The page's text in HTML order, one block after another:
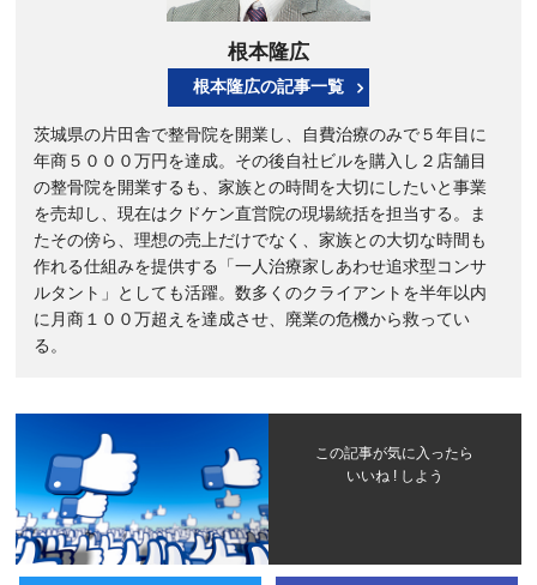
根本隆広
根本隆広の記事一覧
茨城県の片田舎で整骨院を開業し、自費治療のみで５年目に
年商５０００万円を達成。その後自社ビルを購入し２店舗目
の整骨院を開業するも、家族との時間を大切にしたいと事業
を売却し、現在はクドケン直営院の現場統括を担当する。ま
たその傍ら、理想の売上だけでなく、家族との大切な時間も
作れる仕組みを提供する「一人治療家しあわせ追求型コンサ
ルタント」としても活躍。数多くのクライアントを半年以内
に月商１００万超えを達成させ、廃業の危機から救ってい
る。
この記事が気に入ったら
いいね ! しよう